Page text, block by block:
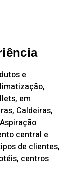
e
em
Caldeiras,
central e
de clientes,
centros